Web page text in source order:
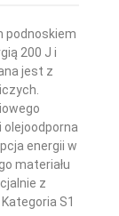
podnoskiem
200 J i
jest z
energii w
materiału
z
S1